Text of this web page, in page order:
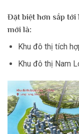
Đặt biệt hơn sắp tới
mới là:
Khu đô thị tích
Khu đô thị Nam